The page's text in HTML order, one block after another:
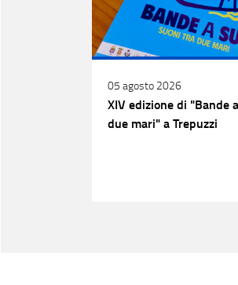
05 agosto 2026
XIV edizione di "Bande
due mari" a Trepuzzi